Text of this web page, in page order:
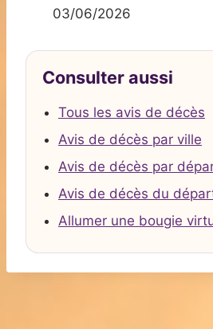
03/06/2026
Consulter aussi
Tous les avis de décès
Avis de décès par ville
Avis de décès par
Avis de décès du
Allumer une bougie